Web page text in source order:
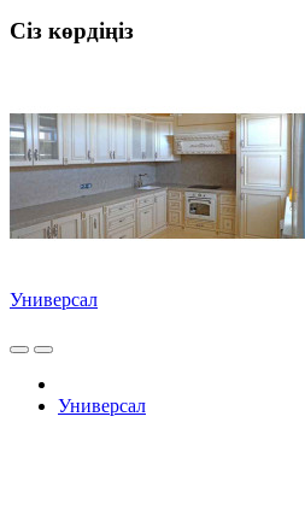
Сіз көрдіңіз
Универсал
Универсал